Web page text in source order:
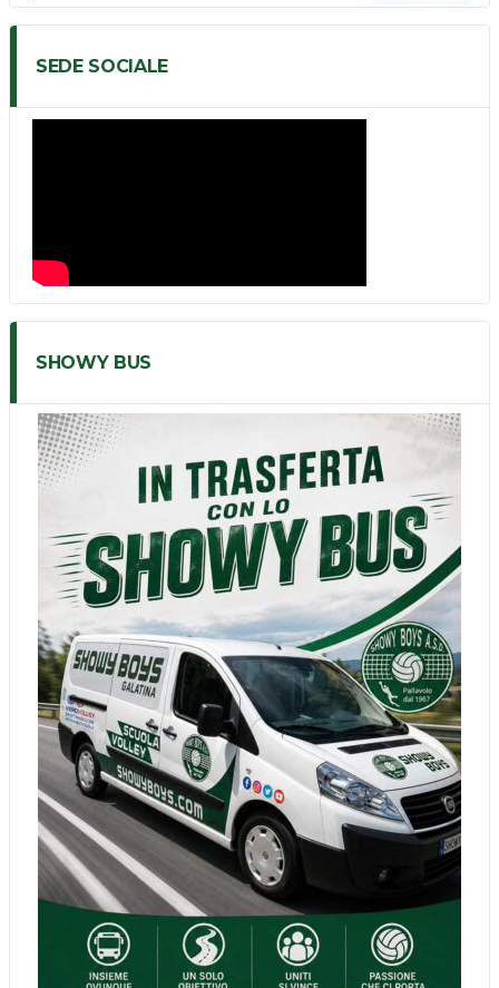
SEDE SOCIALE
SHOWY BUS